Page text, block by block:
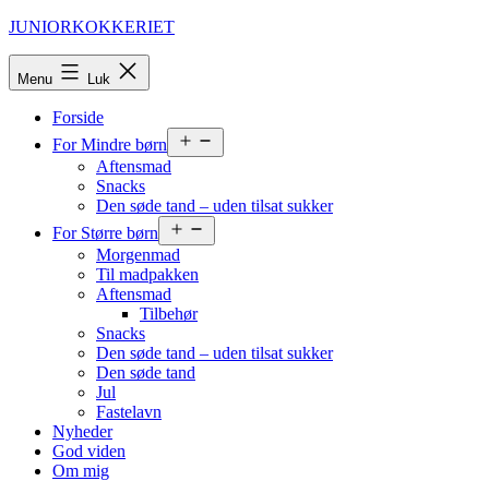
Fortsæt
JUNIORKOKKERIET
Menu Luk
Forside
For Mindre børn
menu
Aftensmad
Snacks
Den søde tand – uden tilsat sukker
For Større børn
menu
Morgenmad
Til madpakken
Aftensmad
Tilbehør
Snacks
Den søde tand – uden tilsat sukker
Den søde tand
Jul
Fastelavn
Nyheder
God viden
Om mig